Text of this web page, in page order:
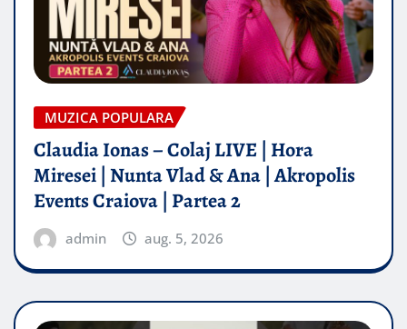
MUZICA POPULARA
Claudia Ionas – Colaj LIVE | Hora
Miresei | Nunta Vlad & Ana | Akropolis
Events Craiova | Partea 2
admin aug. 5, 2026